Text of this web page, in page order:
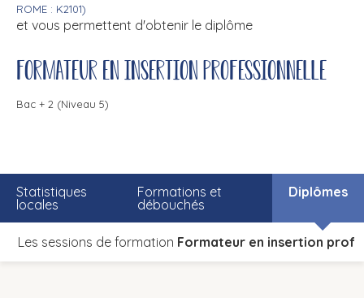
ROME : K2101)
et vous permettent d'obtenir le diplôme
Formateur en insertion professionnelle
Bac + 2 (Niveau 5)
Statistiques
locales
Formations et
débouchés
Diplômes
Les sessions de formation Formateur en insertion